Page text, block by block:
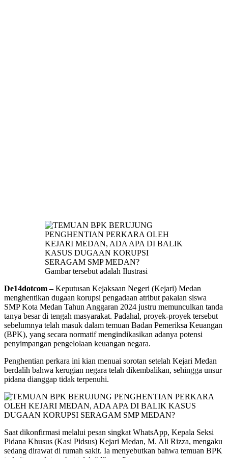
Gambar tersebut adalah Ilustrasi
De14dotcom –Keputusan Kejaksaan Negeri (Kejari) Medan
menghentikan dugaan korupsi pengadaan atribut pakaian siswa
SMP Kota Medan Tahun Anggaran 2024 justru memunculkan tanda
tanya besar di tengah masyarakat. Padahal, proyek-proyek tersebut
sebelumnya telah masuk dalam temuan Badan Pemeriksa Keuangan
(BPK), yang secara normatif mengindikasikan adanya potensi
penyimpangan pengelolaan keuangan negara.
Penghentian perkara ini kian menuai sorotan setelah Kejari Medan
berdalih bahwa kerugian negara telah dikembalikan, sehingga unsur
pidana dianggap tidak terpenuhi.
Saat dikonfirmasi melalui pesan singkat WhatsApp, Kepala Seksi
Pidana Khusus (Kasi Pidsus) Kejari Medan, M. Ali Rizza, mengaku
sedang dirawat di rumah sakit. Ia menyebutkan bahwa temuan BPK